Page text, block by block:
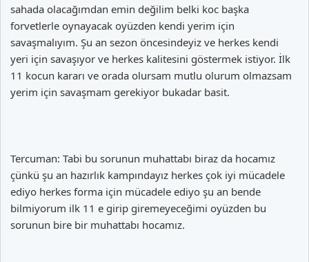
sahada olacağımdan emin değilim belki koc başka
forvetlerle oynayacak oyüzden kendi yerim için
savaşmalıyım. Şu an sezon öncesindeyiz ve herkes kendi
yeri için savaşıyor ve herkes kalitesini göstermek istiyor. İlk
11 kocun kararı ve orada olursam mutlu olurum olmazsam
yerim için savaşmam gerekiyor bukadar basit.
Tercuman: Tabi bu sorunun muhattabı biraz da hocamız
çünkü şu an hazırlık kampındayız herkes çok iyi mücadele
ediyo herkes forma için mücadele ediyo şu an bende
bilmiyorum ilk 11 e girip giremeyeceğimi oyüzden bu
sorunun bire bir muhattabı hocamız.